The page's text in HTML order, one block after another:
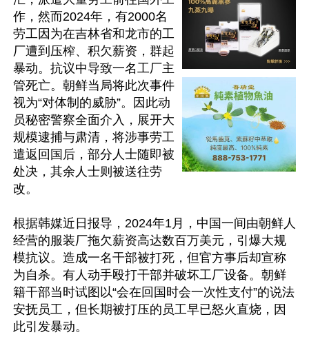
作，然而2024年，有2000名
劳工因为在吉林省和龙市的工
厂遭到压榨、积欠薪资，群起
暴动。抗议中导致一名工厂主
管死亡。朝鲜当局将此次事件
视为“对体制的威胁”。因此动
员秘密警察全面介入，展开大
规模逮捕与肃清，将涉事劳工
遣返回国后，部分人士随即被
处决，其余人士则被送往劳
改。
根据韩媒近日报导，2024年1月，中国一间由朝鲜人
经营的服装厂拖欠薪资高达数百万美元，引爆大规
模抗议。造成一名干部被打死，但官方事后却宣称
为自杀。有人动手殴打干部并破坏工厂设备。朝鲜
籍干部当时试图以“会在回国时会一次性支付”的说法
安抚员工，但长期被打压的员工早已怒火直烧，因
此引发暴动。